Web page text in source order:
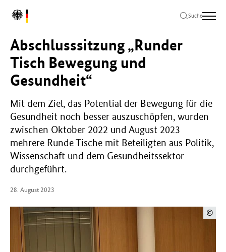
Hauptinhalt
springen
Hauptnavigation
springen
Seitenende
springen
L
o
B
u
n
d
e
s
m
i
n
i
s
t
r
i
Suche
Abschlusssitzung „Runder
Tisch Bewegung und
Gesundheit“
Mit dem Ziel, das Potential der Bewegung für die
Gesundheit noch besser auszuschöpfen, wurden
zwischen Oktober 2022 und August 2023
mehrere Runde Tische mit Beteiligten aus Politik,
Wissenschaft und dem Gesundheitssektor
durchgeführt.
28. August 2023
©